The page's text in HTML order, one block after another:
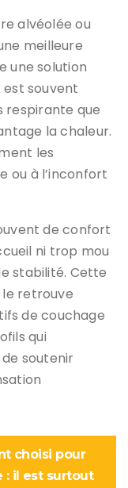
alvéolée ou
meilleure
une solution
souvent
respirante que
la chaleur.
les
ou à l’inconfort
de confort
ni trop mou
stabilité. Cette
le retrouve
de couchage
qui
soutenir
choisi pour
: il est surtout